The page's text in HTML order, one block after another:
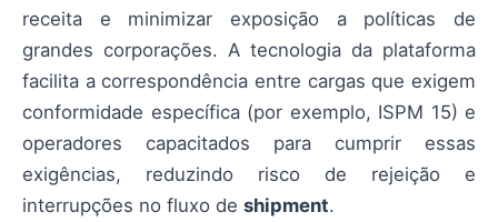
receita e minimizar exposição a políticas de
grandes corporações. A tecnologia da plataforma
facilita a correspondência entre cargas que exigem
conformidade específica (por exemplo, ISPM 15) e
operadores capacitados para cumprir essas
exigências, reduzindo risco de rejeição e
interrupções no fluxo de shipment.